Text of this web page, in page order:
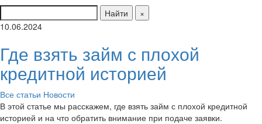
Найти
×
10.06.2024
Где взять займ с плохой
кредитной историей
Все статьи Новости
В этой статье мы расскажем, где взять займ с плохой кредитной
историей и на что обратить внимание при подаче заявки.